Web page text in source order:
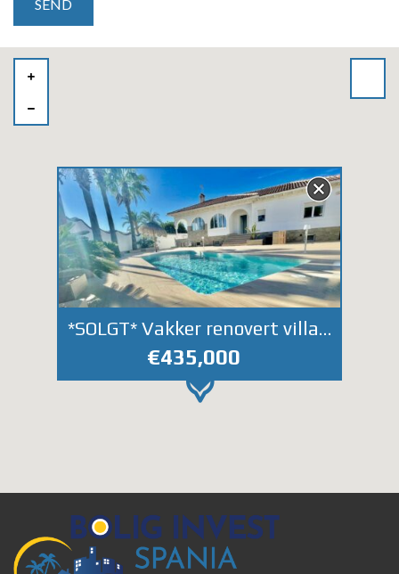
*SOLGT* Vakker renovert villa i Ciudad Quesada.
€435,000